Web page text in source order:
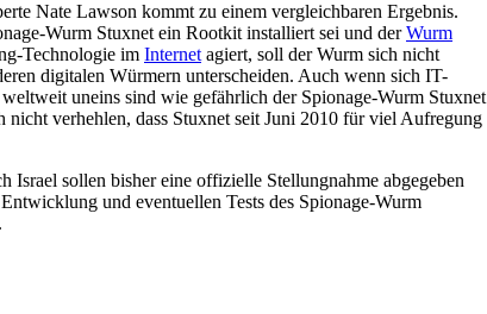
Nate Lawson kommt zu einem vergleichbaren Ergebnis.
Wurm Stuxnet ein Rootkit installiert sei und derWurm
Technologie im Internet agiert, soll der Wurm sich nicht
digitalen Würmern unterscheiden. Auch wenn sich IT-
weltweit uneins sind wie gefährlich der Spionage-Wurm Stuxnet
nicht verhehlen, dass Stuxnet seit Juni 2010 für viel Aufregung
Israel sollen bisher eine offizielle Stellungnahme abgegeben
und eventuellen Tests des Spionage-Wurm